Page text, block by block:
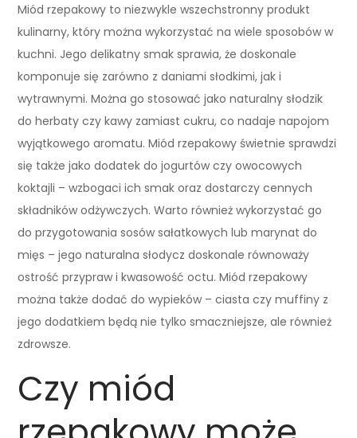
Miód rzepakowy to niezwykle wszechstronny produkt
kulinarny, który można wykorzystać na wiele sposobów w
kuchni. Jego delikatny smak sprawia, że doskonale
komponuje się zarówno z daniami słodkimi, jak i
wytrawnymi. Można go stosować jako naturalny słodzik
do herbaty czy kawy zamiast cukru, co nadaje napojom
wyjątkowego aromatu. Miód rzepakowy świetnie sprawdzi
się także jako dodatek do jogurtów czy owocowych
koktajli – wzbogaci ich smak oraz dostarczy cennych
składników odżywczych. Warto również wykorzystać go
do przygotowania sosów sałatkowych lub marynat do
mięs – jego naturalna słodycz doskonale równoważy
ostrość przypraw i kwasowość octu. Miód rzepakowy
można także dodać do wypieków – ciasta czy muffiny z
jego dodatkiem będą nie tylko smaczniejsze, ale również
zdrowsze.
Czy miód